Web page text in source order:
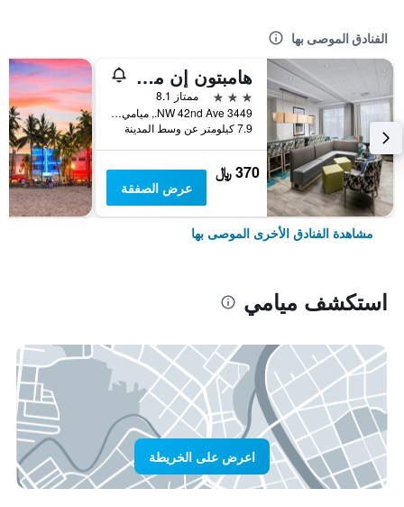
الفنادق الموصى بها
هامبتون إن ميامي - آيربورت إيست، إف إل
3 نجوم
ممتاز 8.1
3449 NW 42nd Ave., ميامي, FL, الولايات المتحدة الأميريكية
7.9 كيلومتر عن وسط المدينة
370 ﷼
عرض الصفقة
مشاهدة الفنادق الأخرى الموصى بها
استكشف ميامي
اعرض على الخريطة